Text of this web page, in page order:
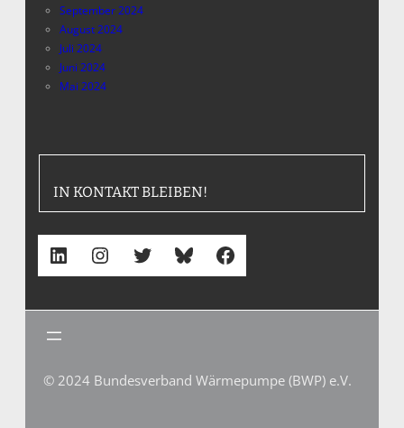
September 2024
August 2024
Juli 2024
Juni 2024
Mai 2024
IN KONTAKT BLEIBEN!
LinkedIn Instagram Twitter Bluesky Facebook
© 2024 Bundesverband Wärmepumpe (BWP) e.V.